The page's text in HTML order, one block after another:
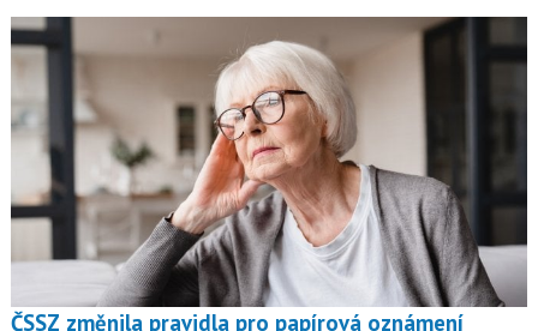
ČSSZ změnila pravidla pro papírová oznámení